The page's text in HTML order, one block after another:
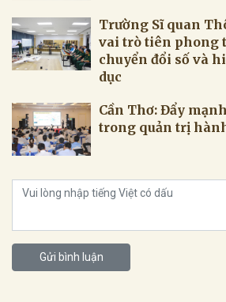
Trường Sĩ quan
vai trò tiên phong
chuyển đổi số và
dục
Cần Thơ: Đẩy
trong quản trị
Gửi bình luận